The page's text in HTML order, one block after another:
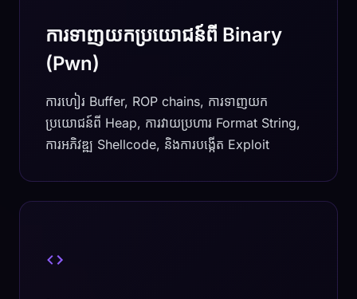
ការទាញយកប្រយោជន៍ពី Binary
(Pwn)
ការហៀរ Buffer, ROP chains, ការទាញយក
ប្រយោជន៍ពី Heap, ការវាយប្រហារ Format String,
ការអភិវឌ្ឍ Shellcode, និងការបង្កើត Exploit